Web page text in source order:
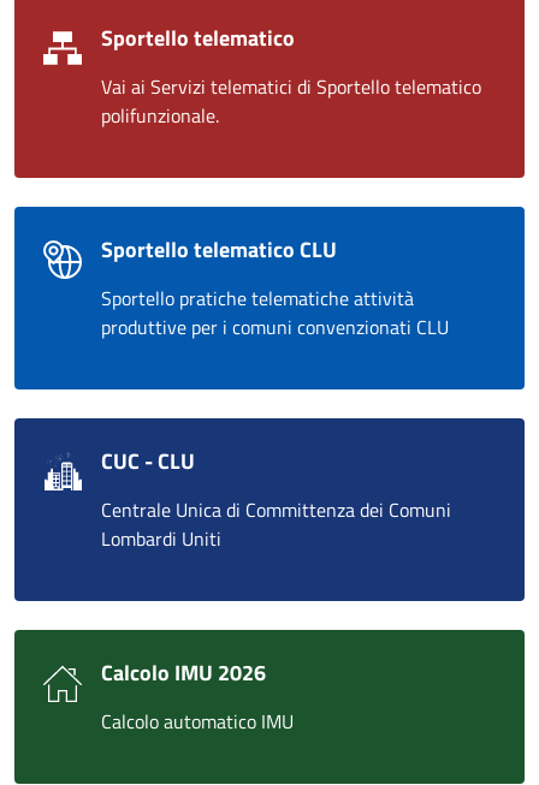
Sportello telematico
Vai ai Servizi telematici di Sportello telematico
polifunzionale.
Sportello telematico CLU
Sportello pratiche telematiche attività
produttive per i comuni convenzionati CLU
CUC - CLU
Centrale Unica di Committenza dei Comuni
Lombardi Uniti
Calcolo IMU 2026
Calcolo automatico IMU